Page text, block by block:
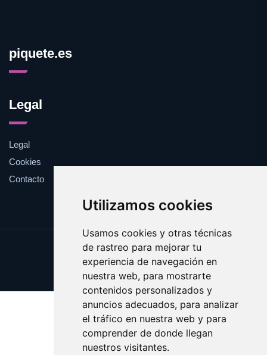
Utilizamos cookies
Usamos cookies y otras técnicas
de rastreo para mejorar tu
experiencia de navegación en
nuestra web, para mostrarte
contenidos personalizados y
anuncios adecuados, para analizar
el tráfico en nuestra web y para
comprender de donde llegan
nuestros visitantes.
piquete.es
Legal
Legal
Cookies
Contacto
Update cookies preferences
Copyright © 2025 piquete.es